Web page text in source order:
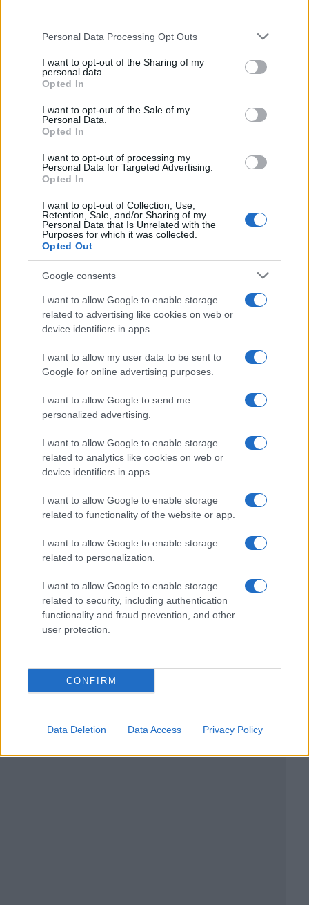
Please note that this website/app uses one or more Google
not limited to your visit or usage behaviour. You may click to
grant or deny consent to Google and its third-party tags to
use your data for below specified purposes in below Google
consent section.
Personal Data Processing Opt Outs
I want to opt-out of the Sharing of my
personal data.
Opted In
I want to opt-out of the Sale of my
Personal Data.
Opted In
I want to opt-out of processing my
Personal Data for Targeted Advertising.
Opted In
I want to opt-out of Collection, Use,
Retention, Sale, and/or Sharing of my
Personal Data that Is Unrelated with the
Purposes for which it was collected.
Opted Out
Google consents
I want to allow Google to enable storage
related to advertising like cookies on web or
device identifiers in apps.
I want to allow my user data to be sent to
Google for online advertising purposes.
I want to allow Google to send me
personalized advertising.
I want to allow Google to enable storage
related to analytics like cookies on web or
device identifiers in apps.
I want to allow Google to enable storage
related to functionality of the website or app.
I want to allow Google to enable storage
related to personalization.
I want to allow Google to enable storage
related to security, including authentication
functionality and fraud prevention, and other
user protection.
CONFIRM
Data Deletion Data Access Privacy Policy